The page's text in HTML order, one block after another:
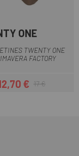
ONE
TWENTY ONE
FACTORY
Precio
€
Precio regular
17 €